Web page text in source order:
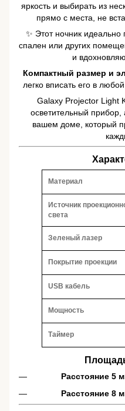
яркость и выбирать из
прямо с места, не
✨ Этот ночник идеально
спален или других
и
Компактный размер и
легко вписать его в
Galaxy Projector Light
осветительный прибор,
вашем доме, который
Материал
Источник
света
Зеленый лазер
Покрытие проекции
USB кабель
Мощность
Таймер
Расстояние 5
Расстояние 8